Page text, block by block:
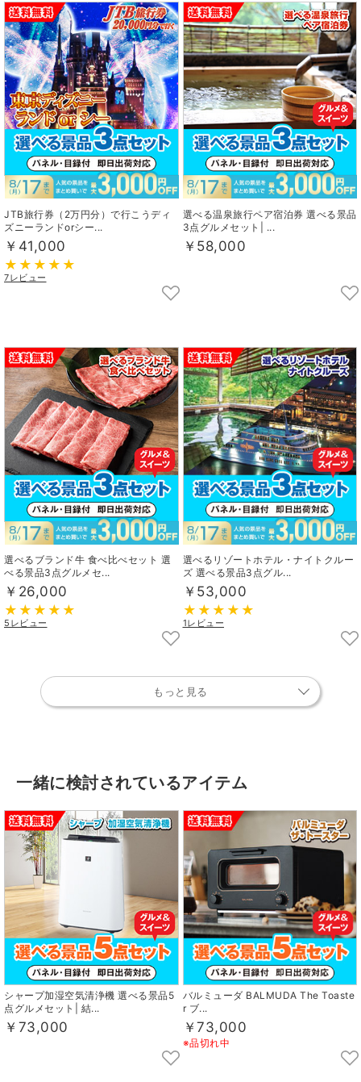
JTB旅行券（2万円分）で行こうディ
ズニーランドorシー...
￥41,000
7レビュー
選べる温泉旅行ペア宿泊券 選べる景品
3点グルメセット| ...
￥58,000
選べるブランド牛 食べ比べセット 選
べる景品3点グルメセ...
￥26,000
5レビュー
選べるリゾートホテル・ナイトクルー
ズ 選べる景品3点グル...
￥53,000
1レビュー
もっと見る
一緒に検討されているアイテム
シャープ加湿空気清浄機 選べる景品5
点グルメセット| 結...
￥73,000
バルミューダ BALMUDA The Toaste
r ブ...
￥73,000
※品切れ中